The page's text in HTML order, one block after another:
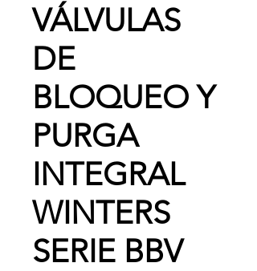
VÁLVULAS
DE
BLOQUEO Y
PURGA
INTEGRAL
WINTERS
SERIE BBV